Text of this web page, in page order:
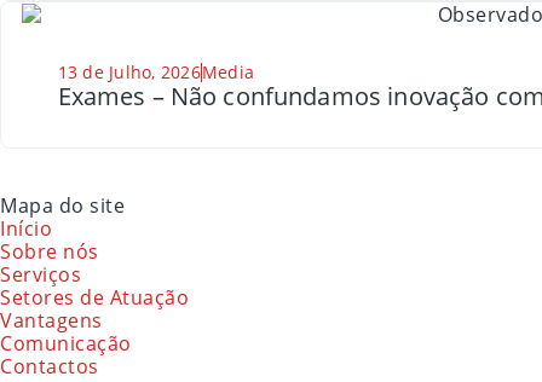
13 de Julho, 2026Media
Exames – Não confundamos inovação
Mapa do site
Início
Sobre nós
Serviços
Setores de Atuação
Vantagens
Comunicação
Contactos